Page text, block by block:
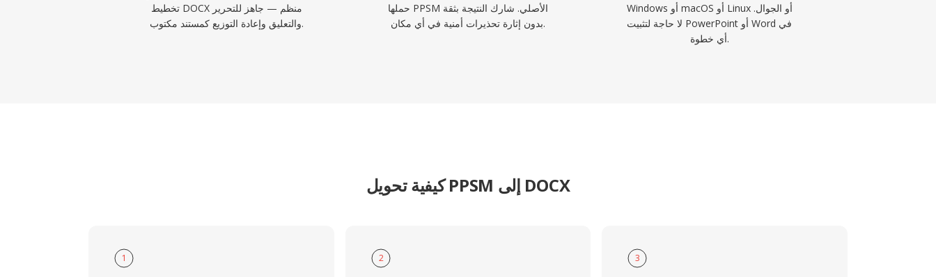
تخطيط DOCX منظم — جاهز للتحرير
والتعليق وإعادة التوزيع كمستند مكتوب.
حملها PPSM الأصلي. شارك النتيجة بثقة
بدون إثارة تحذيرات أمنية في أي مكان.
Windows أو macOS أو Linux أو الجوال.
لا حاجة لتثبيت PowerPoint أو Word في
أي خطوة.
كيفية تحويل PPSM إلى DOCX
1 2 3